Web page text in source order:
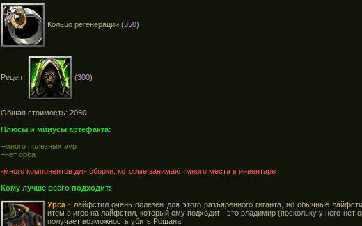
Кольцо регенерации (350)
Рецепт (300)
Общая стоимость: 2050
Плюсы и минусы артефакта:
+много полезных аур
+нет орба
-много компонентов для сборки, которые занимают много места в инвентаре
Кому лучше всего подходит:
Урса - лайфстил очень полезен для этого разъяренного гиганта, но обычные
итем в игре на лайфстил, который ему подходит - это владимир (поскольку у него
получает возможность убить Рошана.